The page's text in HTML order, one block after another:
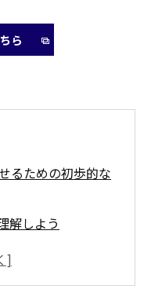
ら
るための初歩的な
解しよう